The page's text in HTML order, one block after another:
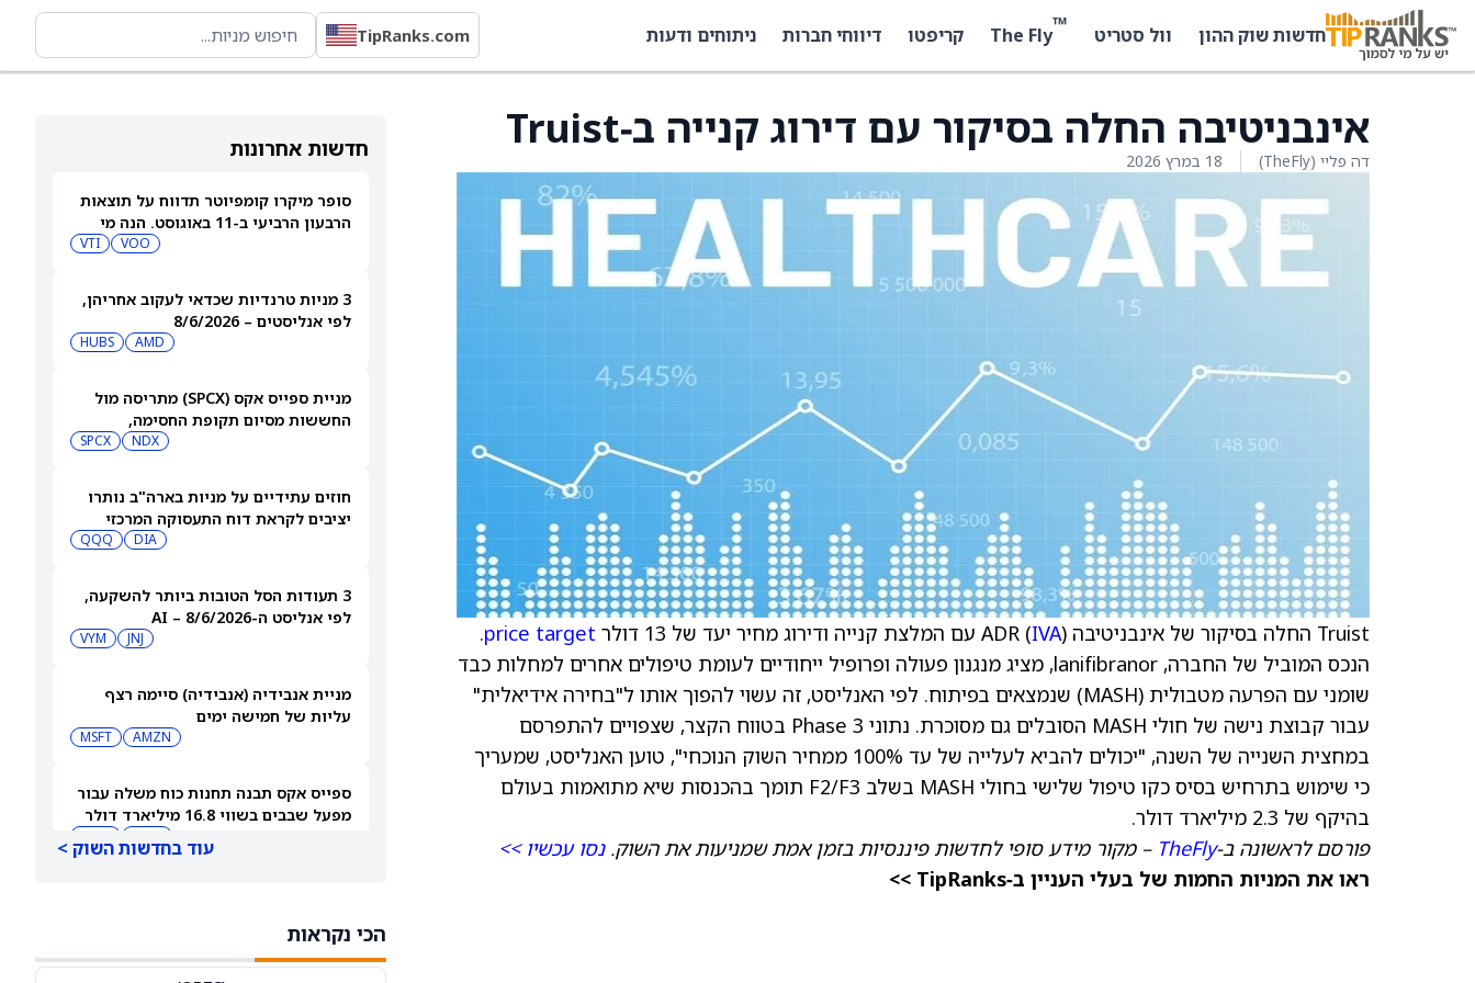
חדשות שוק ההון וול סטריט ™
The Fly קריפטו דיווחי חברות ניתוחים ודעות TipRanks.com
חדשות אחרונות
סופר מיקרו קומפיוטר תדווח על תוצאות
הרבעון הרביעי ב-11 באוגוסט. הנה מי
VOO
VTI
3 מניות טרנדיות שכדאי לעקוב אחריהן,
לפי אנליסטים – 8/6/2026
AMD
HUBS
מניית ספייס אקס (SPCX) מתריסה מול
החששות מסיום תקופת החסימה,
NDX
SPCX
חוזים עתידיים על מניות בארה"ב נותרו
יציבים לקראת דוח התעסוקה המרכזי
DIA
QQQ
3 תעודות הסל הטובות ביותר להשקעה,
לפי אנליסט ה-AI – 8/6/2026
JNJ
VYM
מניית אנבידיה (אנבידיה) סיימה רצף
עליות של חמישה ימים
AMZN
MSFT
ספייס אקס תבנה תחנות כוח משלה עבור
מפעל שבבים בשווי 16.8 מיליארד דולר
מהלך ה-AI inference שלה
עוד בחדשות השוק >
הכי נקראות
אינבניטיבה החלה בסיקור עם דירוג קנייה ב‑Truist
דה פליי (TheFly) 18 במרץ 2026
Truist החלה בסיקור של אינבניטיבה ADR ( IVA) עם המלצת קנייה ודירוג מחיר יעד של 13 דולר price target
.
הנכס המוביל של החברה, lanifibranor, מציג מנגנון פעולה ופרופיל ייחודיים לעומת טיפולים אחרים למחלות כבד
שומני עם הפרעה מטבולית (MASH) שנמצאים בפיתוח. לפי האנליסט, זה עשוי להפוך אותו ל"בחירה אידיאלית"
עבור קבוצת נישה של חולי MASH הסובלים גם מסוכרת. נתוני Phase 3 בטווח הקצר, שצפויים להתפרסם
במחצית השנייה של השנה, "יכולים להביא לעלייה של עד 100% ממחיר השוק הנוכחי", טוען האנליסט, שמעריך
כי שימוש בתרחיש בסיס כקו טיפול שלישי בחולי MASH בשלב F2/F3 תומך בהכנסות שיא מתואמות בעולם
בהיקף של 2.3 מיליארד דולר.
פורסם לראשונה ב-TheFly – מקור מידע סופי לחדשות פיננסיות בזמן אמת שמניעות את השוק.נסו עכשיו >>
ראו את המניות החמות של בעלי העניין ב‑TipRanks >>